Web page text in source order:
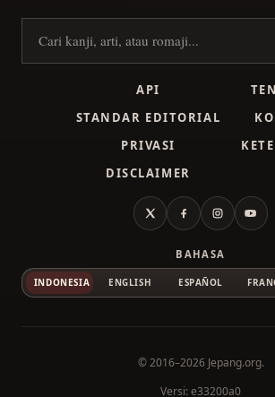
Cari kanji
API
STANDAR EDITORIAL
PRIVASI
DISCLAIMER
X FacebookInstagram
BAHASA
INDONESIA ENGLISH ESPAÑOL
© 2016–2026 Jepang.org.
Versi: e33200a0